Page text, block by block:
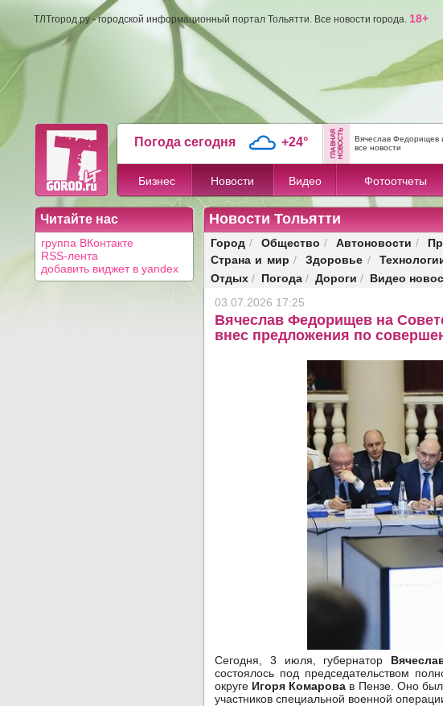
ТЛТгород.ру - городской информационный портал Тольятти. Все новости города. 18+
Погода сегодня +24°
Вячеслав Федорищев
все новости
Бизнес Новости Видео Фотоотчеты
Читайте нас
группа ВКонтакте
RSS-лента
добавить виджет в yandex
Новости Тольятти
Город / Общество / Автоновости /
Страна и мир / Здоровье /
Отдых / Погода / Дороги / Видео
03.07.2026 17:25
Вячеслав Федорищев на
внес предложения по
Сегодня, 3 июля, губернатор
состоялось под председательством
округе Игоря Комарова в Пензе. Оно
участников специальной военной